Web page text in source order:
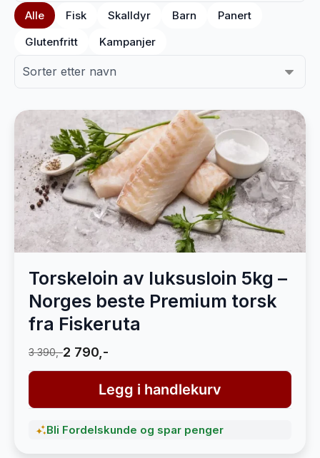
Alle Fisk Skalldyr Barn
Panert
Glutenfritt
Kampanjer
Torskeloin av luksusloin 5kg –
Norges beste Premium torsk
fra Fiskeruta
3 390,-2 790,-
Legg i handlekurv
Bli Fordelskunde og spar penger